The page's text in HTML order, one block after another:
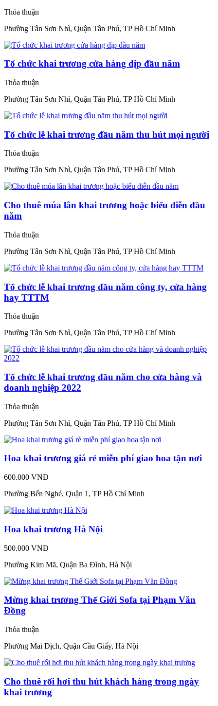
Thỏa thuận
Phường Tân Sơn Nhì, Quận Tân Phú, TP Hồ Chí Minh
Tổ chức khai trương cửa hàng dịp đầu năm
Thỏa thuận
Phường Tân Sơn Nhì, Quận Tân Phú, TP Hồ Chí Minh
Tổ chức lễ khai trương đầu năm thu hút mọi người
Thỏa thuận
Phường Tân Sơn Nhì, Quận Tân Phú, TP Hồ Chí Minh
Cho thuê múa lân khai trương hoặc biểu diễn đầu
năm
Thỏa thuận
Phường Tân Sơn Nhì, Quận Tân Phú, TP Hồ Chí Minh
Tổ chức lễ khai trương đầu năm công ty, cửa hàng
hay TTTM
Thỏa thuận
Phường Tân Sơn Nhì, Quận Tân Phú, TP Hồ Chí Minh
Tổ chức lễ khai trương đầu năm cho cửa hàng và
doanh nghiệp 2022
Thỏa thuận
Phường Tân Sơn Nhì, Quận Tân Phú, TP Hồ Chí Minh
Hoa khai trương giá rẻ miễn phí giao hoa tận nơi
600.000 VNĐ
Phường Bến Nghé, Quận 1, TP Hồ Chí Minh
Hoa khai trương Hà Nội
500.000 VNĐ
Phường Kim Mã, Quận Ba Đình, Hà Nội
Mừng khai trương Thế Giới Sofa tại Phạm Văn
Đồng
Thỏa thuận
Phường Mai Dịch, Quận Cầu Giấy, Hà Nội
Cho thuê rối hơi thu hút khách hàng trong ngày
khai trương